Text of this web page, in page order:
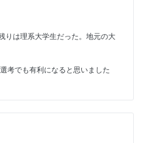
りは理系大学生だった。地元の大
考でも有利になると思いました